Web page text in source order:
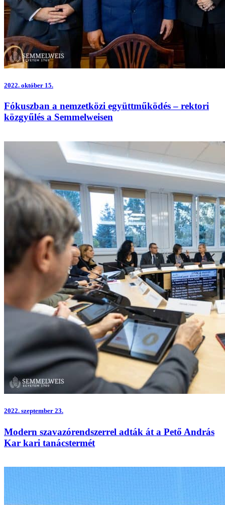
2022. október 15.
Fókuszban a nemzetközi együttműködés – rektori
közgyűlés a Semmelweisen
2022. szeptember 23.
Modern szavazórendszerrel adták át a Pető András
Kar kari tanácstermét